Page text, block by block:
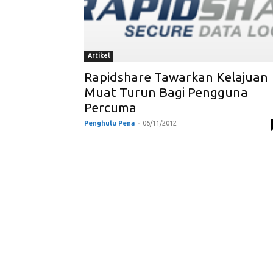
Artikel
Rapidshare Tawarkan Kelajuan
Muat Turun Bagi Pengguna
Percuma
Penghulu Pena - 06/11/2012